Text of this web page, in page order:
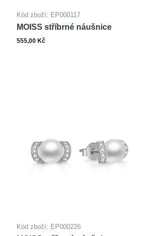
Kód zboží: EP000117
MOISS stříbrné náušnice
555,00 Kč
Kód zboží: EP000226